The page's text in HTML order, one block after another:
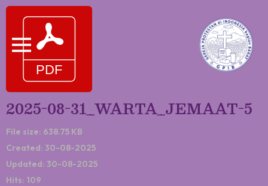
2025-08-31_WARTA_JEMAAT-5
File size: 638.75 KB
Created: 30-08-2025
Updated: 30-08-2025
Hits: 109